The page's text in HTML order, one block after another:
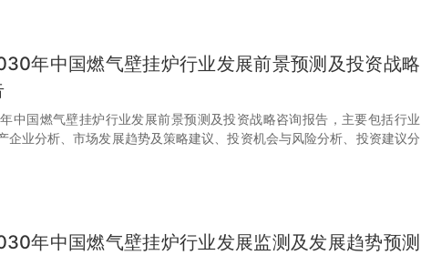
年中国燃气壁挂炉行业发展前景预测及投资战略
中国燃气壁挂炉行业发展前景预测及投资战略咨询报告，主要包括行业
企业分析、市场发展趋势及策略建议、投资机会与风险分析、投资建议分
年中国燃气壁挂炉行业发展监测及发展趋势预测